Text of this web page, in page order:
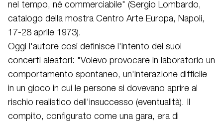
nel tempo, né commerciabile" (Sergio Lombardo,
catalogo della mostra Centro Arte Europa, Napoli,
17-28 aprile 1973).
Oggi l'autore così definisce l'intento dei suoi
concerti aleatori: "Volevo provocare in laboratorio un
comportamento spontaneo, un'interazione difficile
in un gioco in cui le persone si dovevano aprire al
rischio realistico dell'insuccesso (eventualità). Il
compito, configurato come una gara, era di